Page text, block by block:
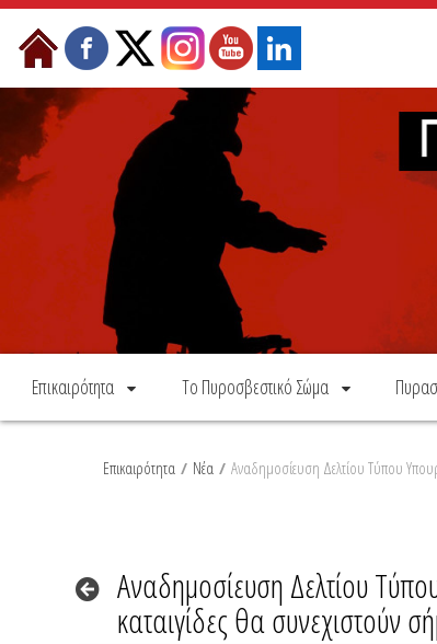
Skip to Content
Επικαιρότητα Το Πυροσβεστικό Σώμα
Επικαιρότητα / Νέα / Αναδημοσίευση Δελτίου Τύπου
Αναδημοσίευση Δελτίου
καταιγίδες θα συνεχιστούν